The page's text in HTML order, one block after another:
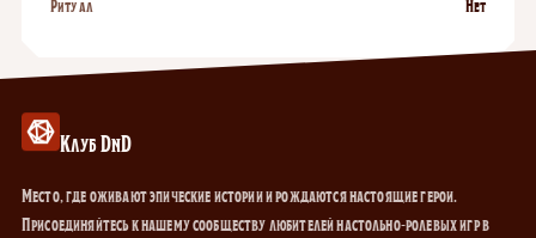
Клуб DnD
Место, где оживают эпические истории и рождаются настоящие герои.
Присоединяйтесь к нашему сообществу любителей настольно-ролевых игр в